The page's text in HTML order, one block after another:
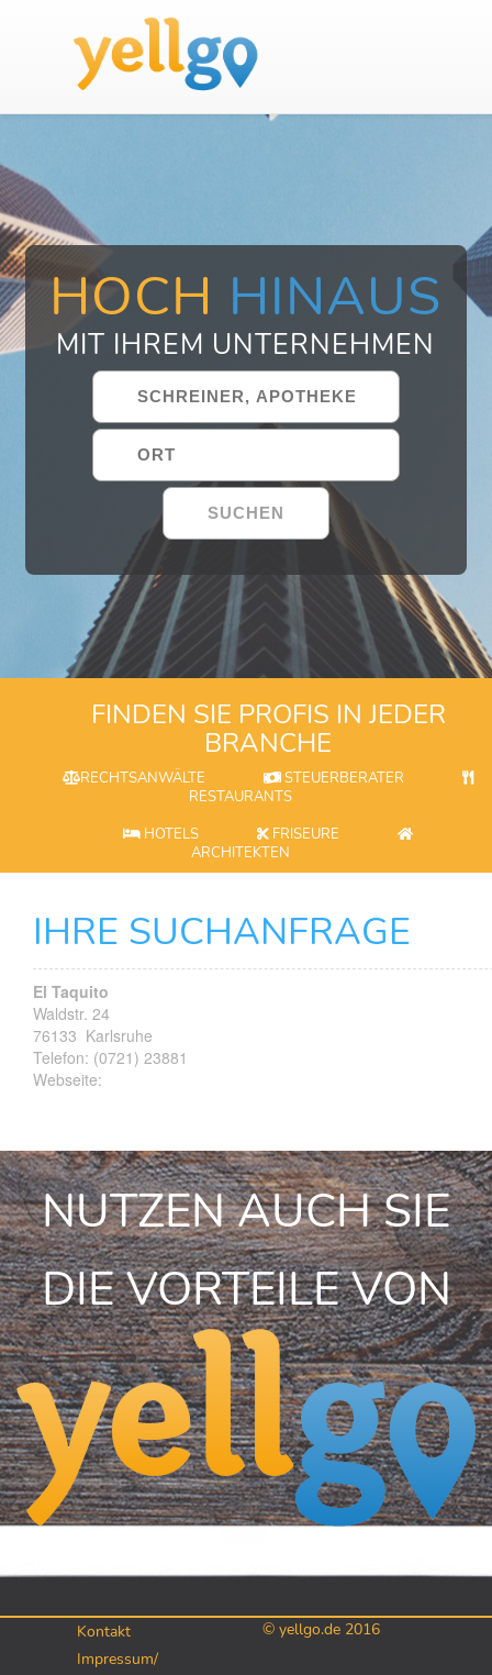
HOCH HINAUS
MIT IHREM UNTERNEHMEN
FINDEN SIE PROFIS IN JEDER
BRANCHE
RECHTSANWÄLTE
STEUERBERATER
RESTAURANTS
HOTELS
FRISEURE
ARCHITEKTEN
IHRE SUCHANFRAGE
El Taquito
Waldstr. 24
76133 Karlsruhe
Telefon: (0721) 23881
Webseite:
NUTZEN AUCH SIE
DIE VORTEILE VON
Kontakt
Impressum/
© yellgo.de 2016